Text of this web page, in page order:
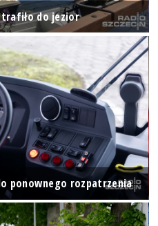
do jezior
ponownego rozpatrzenia